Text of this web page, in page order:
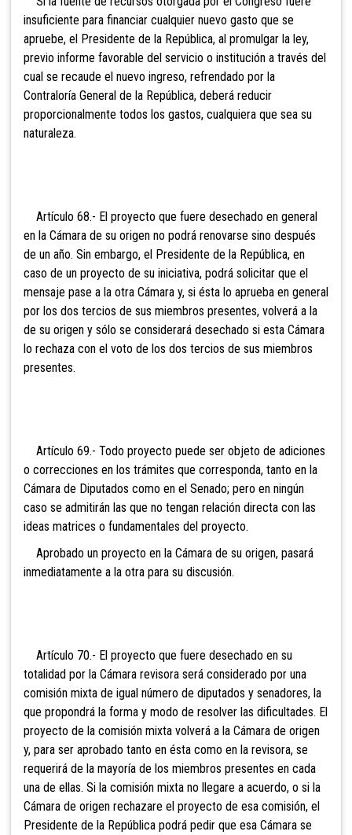
insuficiente para financiar cualquier nuevo gasto que se
apruebe, el Presidente de la República, al promulgar la ley,
previo informe favorable del servicio o institución a través del
cual se recaude el nuevo ingreso, refrendado por la
Contraloría General de la República, deberá reducir
proporcionalmente todos los gastos, cualquiera que sea su
naturaleza.
Artículo 68.- El proyecto que fuere desechado en general
en la Cámara de su origen no podrá renovarse sino después
de un año. Sin embargo, el Presidente de la República, en
caso de un proyecto de su iniciativa, podrá solicitar que el
mensaje pase a la otra Cámara y, si ésta lo aprueba en general
por los dos tercios de sus miembros presentes, volverá a la
de su origen y sólo se considerará desechado si esta Cámara
lo rechaza con el voto de los dos tercios de sus miembros
presentes.
Artículo 69.- Todo proyecto puede ser objeto de adiciones
o correcciones en los trámites que corresponda, tanto en la
Cámara de Diputados como en el Senado; pero en ningún
caso se admitirán las que no tengan relación directa con las
ideas matrices o fundamentales del proyecto.
Aprobado un proyecto en la Cámara de su origen, pasará
inmediatamente a la otra para su discusión.
Artículo 70.- El proyecto que fuere desechado en su
totalidad por la Cámara revisora será considerado por una
comisión mixta de igual número de diputados y senadores, la
que propondrá la forma y modo de resolver las dificultades. El
proyecto de la comisión mixta volverá a la Cámara de origen
y, para ser aprobado tanto en ésta como en la revisora, se
requerirá de la mayoría de los miembros presentes en cada
una de ellas. Si la comisión mixta no llegare a acuerdo, o si la
Cámara de origen rechazare el proyecto de esa comisión, el
Presidente de la República podrá pedir que esa Cámara se